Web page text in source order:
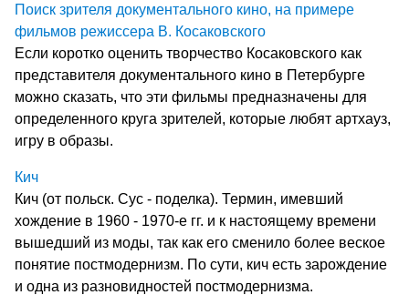
Поиск зрителя документального кино, на примере
фильмов режиссера В. Косаковского
Если коротко оценить творчество Косаковского как
представителя документального кино в Петербурге
можно сказать, что эти фильмы предназначены для
определенного круга зрителей, которые любят артхауз,
игру в образы.
Кич
Кич (от польск. Сус - поделка). Термин, имевший
хождение в 1960 - 1970-е гг. и к настоящему времени
вышедший из моды, так как его сменило более веское
понятие постмодернизм. По сути, кич есть зарождение
и одна из разновидностей постмодернизма.